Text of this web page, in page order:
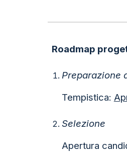
Roadmap
Preparazione
Tempistica:
Selezione
Apertura